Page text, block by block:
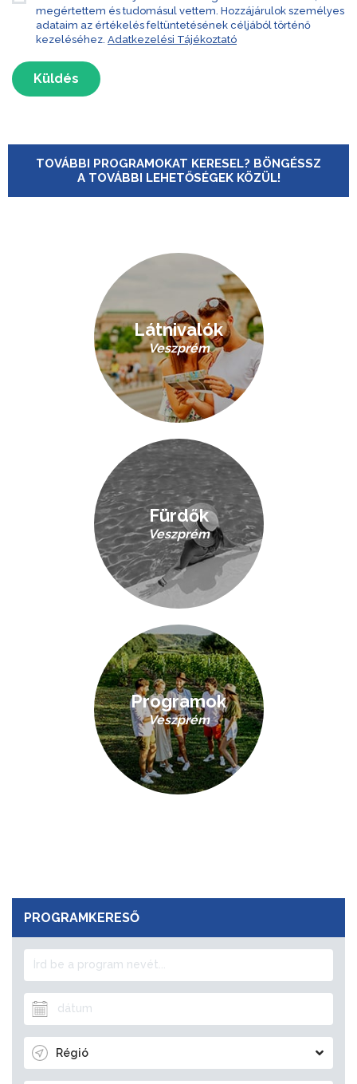
megértettem és tudomásul vettem. Hozzájárulok személyes
adataim az értékelés feltüntetésének céljából történő
kezeléséhez. Adatkezelési Tájékoztató
Küldés
TOVÁBBI PROGRAMOKAT KERESEL? BÖNGÉSSZ
A TOVÁBBI LEHETŐSÉGEK KÖZÜL!
Látnivalók
Veszprém
Fürdők
Veszprém
Programok
Veszprém
PROGRAMKERESŐ
Régió